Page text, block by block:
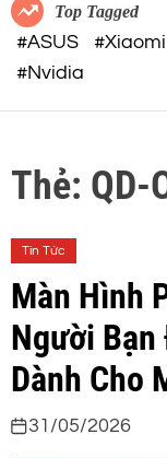
m
Top Tagged
#ASUS #Xiaomi
#Nvidia
Thẻ: QD-
Tin Tức
Màn Hình
Người Bạn
Dành Cho
31/05/2026